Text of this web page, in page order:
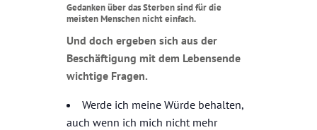
Gedanken über das Sterben sind für die
meisten Menschen nicht einfach.
Und doch ergeben sich aus der
Beschäftigung mit dem Lebensende
wichtige Fragen.
Werde ich meine Würde behalten,
auch wenn ich mich nicht mehr